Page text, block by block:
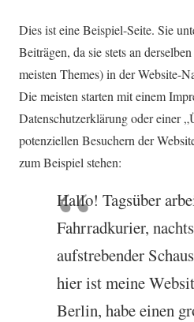
Dies ist eine Beispiel-Seite. Sie
Beiträgen, da sie stets an
meisten Themes) in der Website-
Die meisten starten mit einem
Datenschutzerklärung oder einer
potenziellen Besuchern der
zum Beispiel stehen:
Hallo! Tagsüber
Fahrradkurier,
aufstrebender
hier ist meine
Berlin, habe einen